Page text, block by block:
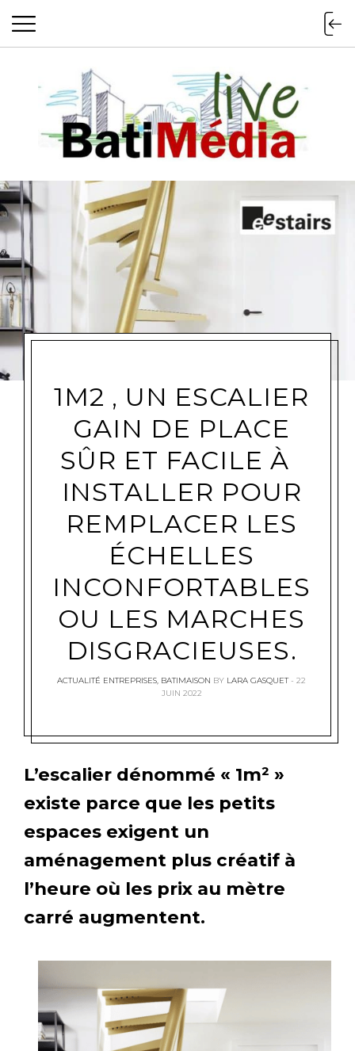
Batimedialive
1M2 , UN ESCALIER
GAIN DE PLACE
SÛR ET FACILE À
INSTALLER POUR
REMPLACER LES
ÉCHELLES
INCONFORTABLES
OU LES MARCHES
DISGRACIEUSES.
ACTUALITÉ ENTREPRISES, BATIMAISON BY LARA GASQUET
22
JUIN 2022
L’escalier dénommé « 1m² »
existe parce que les petits
espaces exigent un
aménagement plus créatif à
l’heure où les prix au mètre
carré augmentent.